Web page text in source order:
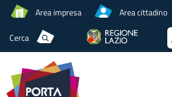
Area impresa Area cittadino
Cerca